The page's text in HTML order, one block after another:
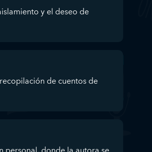
y el deseo de
de cuentos de